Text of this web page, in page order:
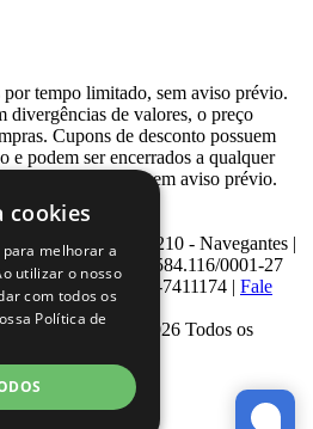
tempo limitado, sem aviso prévio.
divergências de valores, o preço
Cupons de desconto possuem
e podem ser encerrados a qualquer
disponibilidade e sem aviso prévio.
Venezuela, Nº 210 - Navegantes |
220 CNPJ: 08.584.116/0001-27
| Telefone: 0800-7411174 | Fale
| © 2007 - 2026 Todos os
cookies
para melhorar a
utilizar o nosso
com todos os
Política de